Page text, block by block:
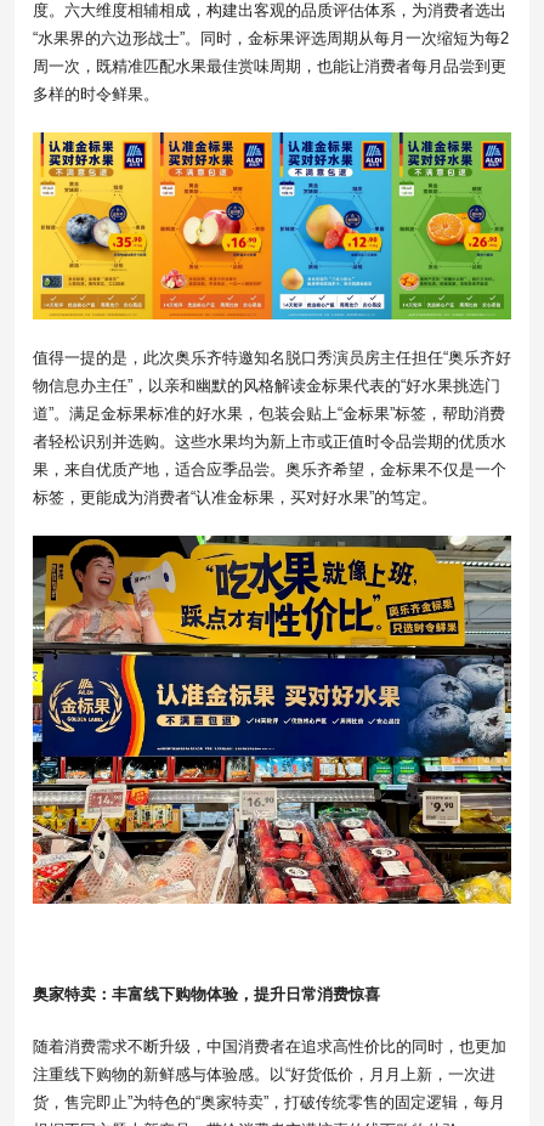
度。六大维度相辅相成，构建出客观的品质评估体系，为消费者选出
“水果界的六边形战士”。同时，金标果评选周期从每月一次缩短为每2
周一次，既精准匹配水果最佳赏味周期，也能让消费者每月品尝到更
多样的时令鲜果。
值得一提的是，此次奥乐齐特邀知名脱口秀演员房主任担任“奥乐齐好
物信息办主任”，以亲和幽默的风格解读金标果代表的“好水果挑选门
道”。满足金标果标准的好水果，包装会贴上“金标果”标签，帮助消费
者轻松识别并选购。这些水果均为新上市或正值时令品尝期的优质水
果，来自优质产地，适合应季品尝。奥乐齐希望，金标果不仅是一个
标签，更能成为消费者“认准金标果，买对好水果”的笃定。
奥家特卖：丰富线下购物体验，提升日常消费惊喜
随着消费需求不断升级，中国消费者在追求高性价比的同时，也更加
注重线下购物的新鲜感与体验感。以“好货低价，月月上新，一次进
货，售完即止”为特色的“奥家特卖”，打破传统零售的固定逻辑，每月